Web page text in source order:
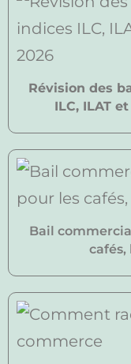
Révision des
ILC, ILAT
Bail